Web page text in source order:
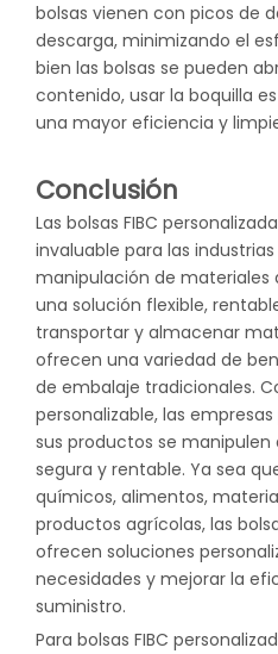
bolsas vienen con picos de
descarga, minimizando el
bien las bolsas se pueden
contenido, usar la boquilla
una mayor eficiencia y
Conclusión
Las bolsas FIBC
invaluable para las
manipulación de materiales
una solución flexible,
transportar y almacenar
ofrecen una variedad de
de embalaje tradicionales.
personalizable, las
sus productos se
segura y rentable. Ya sea
químicos, alimentos,
productos agrícolas, las
ofrecen soluciones
necesidades y mejorar la
suministro.
Para bolsas FIBC